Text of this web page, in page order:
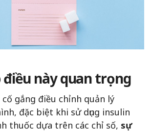
điều này quan trọng
gắng điều chỉnh quản lý
đặc biệt khi sử dụng insulin
thuốc dựa trên các chỉ số, sự